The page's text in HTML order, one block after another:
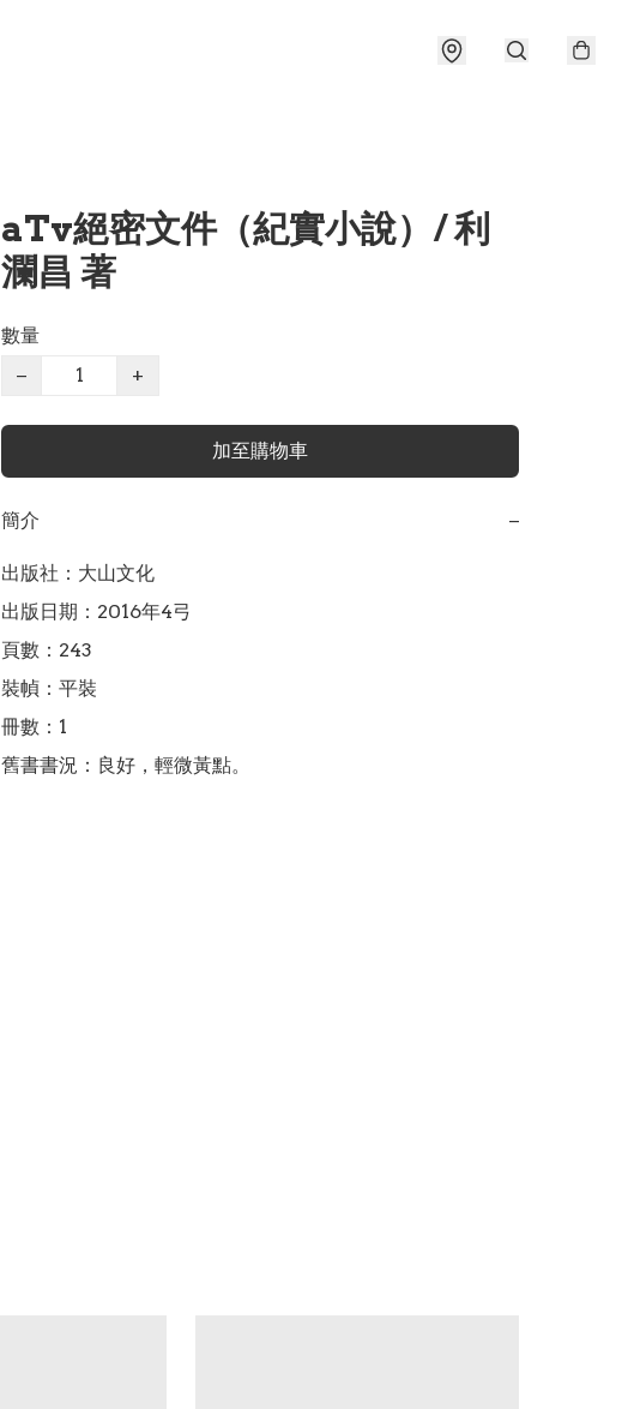
aTv絕密文件（紀實小說）/ 利
瀾昌 著
數量
−
+
加至購物車
簡介 −
出版社：大山文化
出版日期：2016年4弓
頁數：243
裝幀：平裝
冊數：1
舊書書況：良好，輕微黃點。